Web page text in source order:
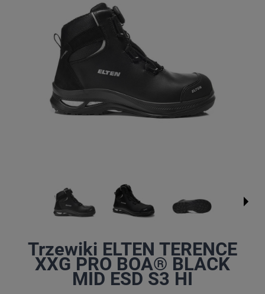
Trzewiki ELTEN TERENCE
XXG PRO BOA® BLACK
MID ESD S3 HI